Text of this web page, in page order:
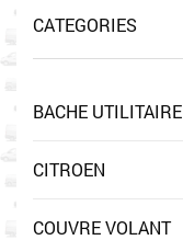
CATEGORIES
BACHE UTILITAIRE
CITROEN
COUVRE VOLANT